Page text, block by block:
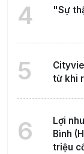
4 "Sự
5
từ khi
6
Lợi
Bình
triệu